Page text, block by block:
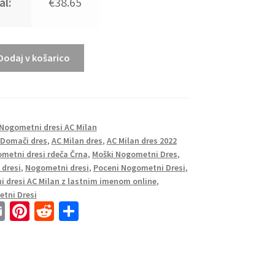
v košarico
Nogometni dresi AC Milan
dres, AC Milan dres, AC Milan dres 2022
dresi rdeča Črna, Moški Nogometni Dres,
, Nogometni dresi, Poceni Nogometni Dresi,
dresi AC Milan z lastnim imenom online,
Dresi
E Pi R S